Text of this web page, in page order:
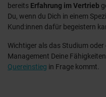
bereits Erfahrung im Vertrieb
Du, wenn du Dich in einem
Kund:innen dafür begeistern
Wichtiger als das Studium
Management Deine
Quereinstieg in Frage kommt.